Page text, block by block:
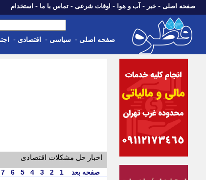
صفحه اصلی - خبر - آب و هوا - اوقات شرعی - تماس با ما - استخدام
صفحه اصلی - سیاسی - اقتصادی -
اخبار حل مشکلات اقتصادی
صفحه بعد 1
2
3
4
5
6
7